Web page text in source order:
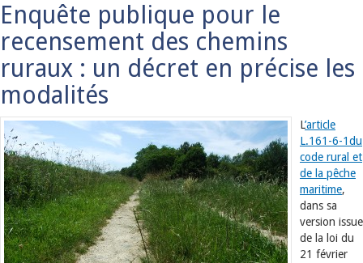
Enquête publique pour le
recensement des chemins
ruraux : un décret en précise les
modalités
L’article
L.161-6-1du
code rural et
de la pêche
maritime,
dans sa
version issue
de la loi du
21 février